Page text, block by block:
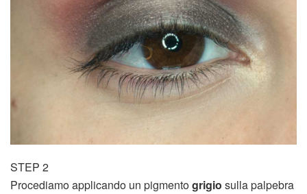
STEP 2
Procediamo applicando un pigmentogrigio sulla palpebra